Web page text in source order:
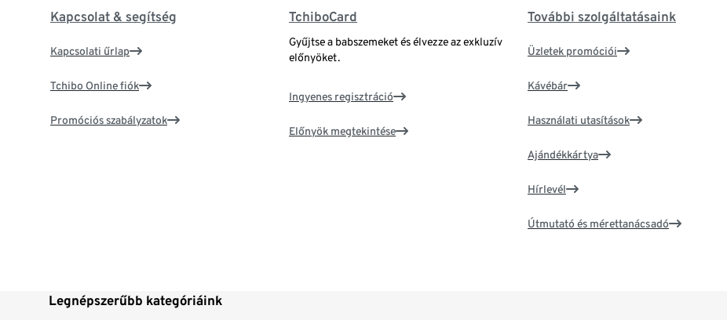
Kapcsolat & segítség
Kapcsolati űrlap
Tchibo Online fiók
Promóciós szabályzatok
TchiboCard
Gyűjtse a babszemeket és élvezze az exkluzív
előnyöket.
Ingyenes regisztráció
Előnyök megtekintése
További szolgáltatásaink
Üzletek promóciói
Kávébár
Használati utasítások
Ajándékkártya
Hírlevél
Útmutató és mérettanácsadó
Legnépszerűbb kategóriáink